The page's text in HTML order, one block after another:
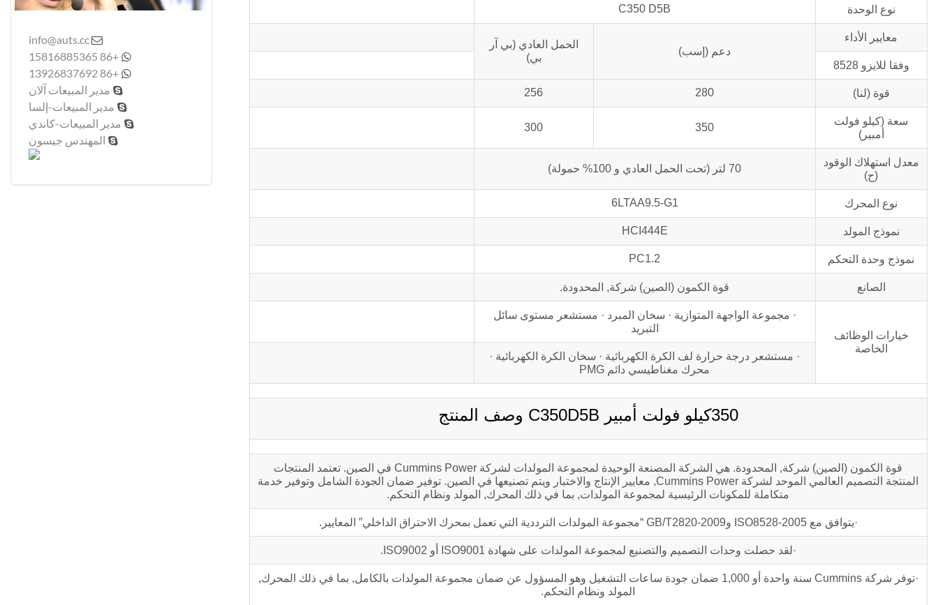
نوع الوحدة C350 D5B
معايير الأداء
دعم (إسب)
الحمل العادي (بي آر
بي)
وفقا للايزو 8528
قوة (لنا) 280
256
سعة (كيلو فولت
أمبير)
350
300
معدل استهلاك الوقود
(ح)
70 لتر (تحت الحمل العادي و 100% حمولة)
نوع المحرك 6LTAA9.5-G1
نموذج المولد HCI444E
نموذج وحدة التحكم PC1.2
الصانع قوة الكمون (الصين) شركة, المحدودة.
خيارات الوظائف
الخاصة
· مجموعة الواجهة المتوازية · سخان المبرد · مستشعر مستوى سائل
التبريد
· مستشعر درجة حرارة لف الكرة الكهربائية · سخان الكرة الكهربائية ·
محرك مغناطيسي دائم PMG
350كيلو فولت أمبير C350D5B وصف المنتج
قوة الكمون (الصين) شركة, المحدودة. هي الشركة المصنعة الوحيدة لمجموعة المولدات لشركة Cummins Power في الصين. تعتمد المنتجات
المنتجة التصميم العالمي الموحد لشركة Cummins Power, معايير الإنتاج والاختبار ويتم تصنيعها في الصين. توفير ضمان الجودة الشامل وتوفير خدمة
متكاملة للمكونات الرئيسية لمجموعة المولدات, بما في ذلك المحرك, المولد ونظام التحكم.
·يتوافق مع ISO8528-2005 وGB/T2820-2009 “مجموعة المولدات الترددية التي تعمل بمحرك الاحتراق الداخلي” المعايير.
·لقد حصلت وحدات التصميم والتصنيع لمجموعة المولدات على شهادة ISO9001 أو ISO9002.
·توفر شركة Cummins سنة واحدة أو 1,000 ضمان جودة ساعات التشغيل وهو المسؤول عن ضمان مجموعة المولدات بالكامل, بما في ذلك المحرك,
المولد ونظام التحكم.

info@auts.cc

+86 15816885365

+86 13926837692
 مدير المبيعات آلان
 مدير المبيعات-إلسا
 مدير المبيعات-كاندي
 المهندس جيسون